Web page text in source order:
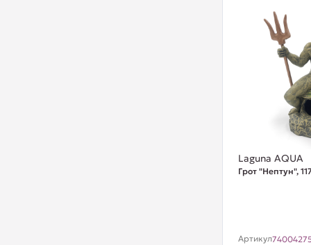
Laguna AQUA
Грот "Нептун",
Артикул